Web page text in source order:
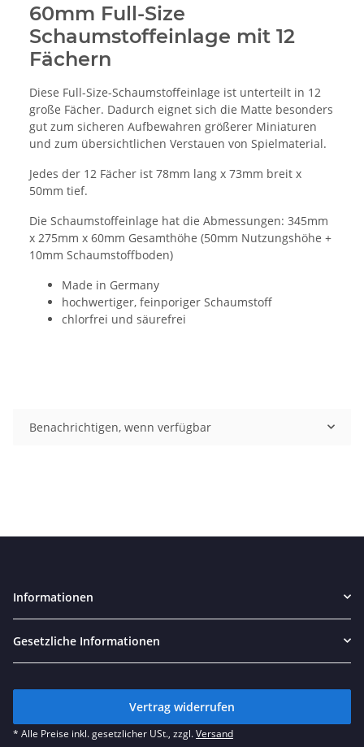
60mm Full-Size
Schaumstoffeinlage mit 12
Fächern
Diese Full-Size-Schaumstoffeinlage ist unterteilt in 12
große Fächer. Dadurch eignet sich die Matte besonders
gut zum sicheren Aufbewahren größerer Miniaturen
und zum übersichtlichen Verstauen von Spielmaterial.
Jedes der 12 Fächer ist 78mm lang x 73mm breit x
50mm tief.
Die Schaumstoffeinlage hat die Abmessungen: 345mm
x 275mm x 60mm Gesamthöhe (50mm Nutzungshöhe +
10mm Schaumstoffboden)
Made in Germany
hochwertiger, feinporiger Schaumstoff
chlorfrei und säurefrei
Benachrichtigen, wenn verfügbar
Informationen
Gesetzliche Informationen
Vertrag widerrufen
* Alle Preise inkl. gesetzlicher USt., zzgl.Versand